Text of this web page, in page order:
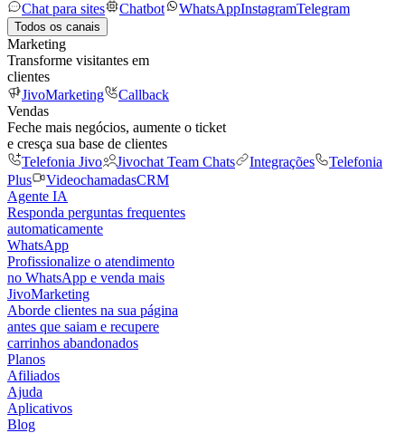
Chat para sites
Chatbot WhatsAppInstagramTelegram
Todos os canais
Marketing
Transforme visitantes em
clientes
JivoMarketing
Callback
Vendas
Feche mais negócios, aumente o ticket
e cresça sua base de clientes
Telefonia Jivo
Jivochat Team Chats Integrações
Telefonia
Plus
VideochamadasCRM
Agente IA
Responda perguntas frequentes
automaticamente
WhatsApp
Profissionalize o atendimento
no WhatsApp e venda mais
JivoMarketing
Aborde clientes na sua página
antes que saiam e recupere
carrinhos abandonados
Planos
Afiliados
Ajuda
Aplicativos
Blog